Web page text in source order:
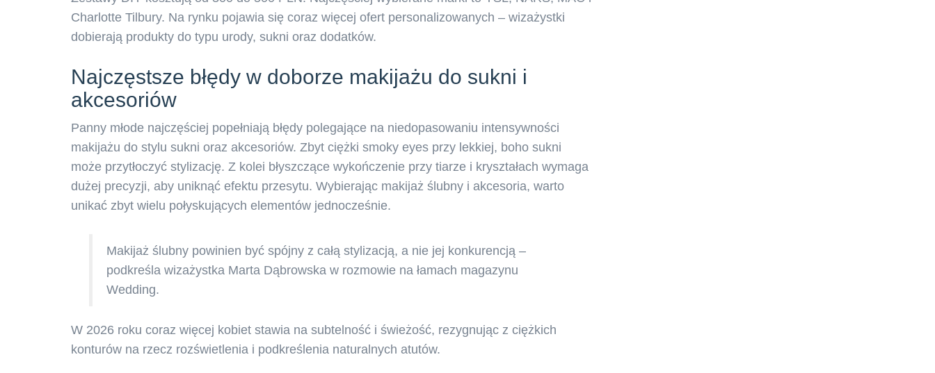
Charlotte Tilbury. Na rynku pojawia się coraz więcej ofert personalizowanych – wizażystki
dobierają produkty do typu urody, sukni oraz dodatków.
Najczęstsze błędy w doborze makijażu do sukni i
akcesoriów
Panny młode najczęściej popełniają błędy polegające na niedopasowaniu intensywności
makijażu do stylu sukni oraz akcesoriów. Zbyt ciężki smoky eyes przy lekkiej, boho sukni
może przytłoczyć stylizację. Z kolei błyszczące wykończenie przy tiarze i kryształach wymaga
dużej precyzji, aby uniknąć efektu przesytu. Wybierając makijaż ślubny i akcesoria, warto
unikać zbyt wielu połyskujących elementów jednocześnie.
Makijaż ślubny powinien być spójny z całą stylizacją, a nie jej konkurencją –
podkreśla wizażystka Marta Dąbrowska w rozmowie na łamach magazynu
Wedding.
W 2026 roku coraz więcej kobiet stawia na subtelność i świeżość, rezygnując z ciężkich
konturów na rzecz rozświetlenia i podkreślenia naturalnych atutów.